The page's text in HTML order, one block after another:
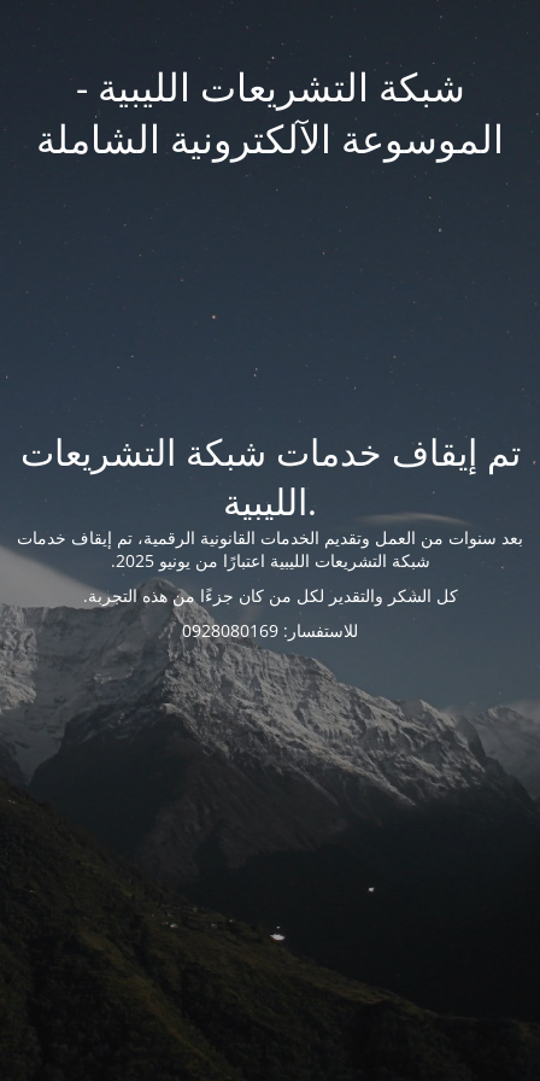
شبكة التشريعات الليبية -
الموسوعة الآلكترونية الشاملة
تم إيقاف خدمات شبكة التشريعات
الليبية.
بعد سنوات من العمل وتقديم الخدمات القانونية الرقمية، تم إيقاف خدمات
شبكة التشريعات الليبية اعتبارًا من يونيو 2025.
كل الشكر والتقدير لكل من كان جزءًا من هذه التجربة.
للاستفسار: 0928080169